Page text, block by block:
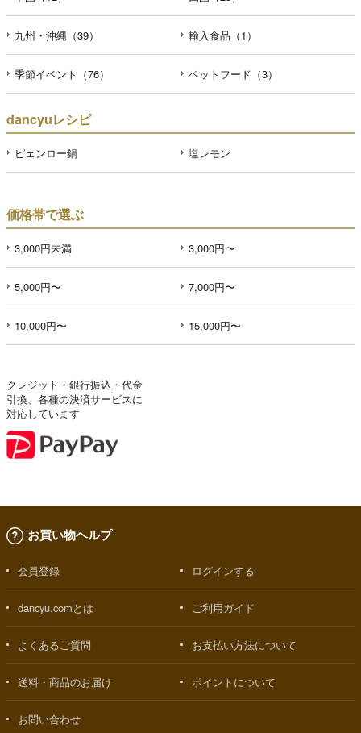
九州・沖縄（39） 輸入食品（1）
季節イベント（76） ペットフード（3）
dancyuレシピ
ピェンロー鍋 塩レモン
価格帯で選ぶ
3,000円未満 3,000円〜
5,000円〜 7,000円〜
10,000円〜 15,000円〜
クレジット・銀行振込・代金
引換、各種の決済サービスに
対応しています
お買い物ヘルプ
会員登録 ログインする
dancyu.comとは ご利用ガイド
よくあるご質問 お支払い方法について
送料・商品のお届け ポイントについて
お問い合わせ